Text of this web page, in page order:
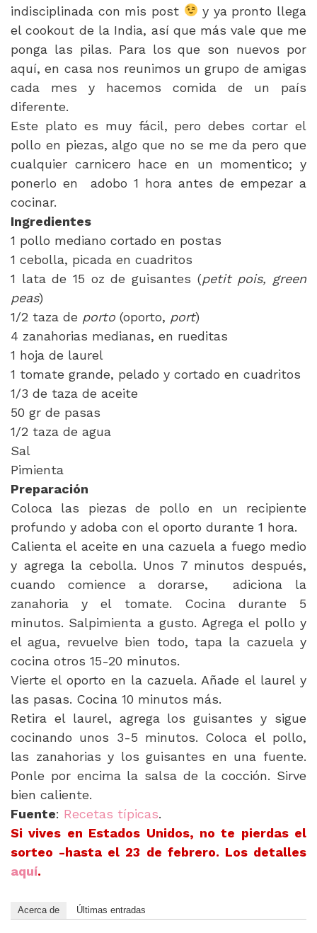
indisciplinada con mis post
y ya pronto llega
el cookout de la India, así que más vale que me
ponga las pilas. Para los que son nuevos por
aquí, en casa nos reunimos un grupo de amigas
cada mes y hacemos comida de un país
diferente.
Este plato es muy fácil, pero debes cortar el
pollo en piezas, algo que no se me da pero que
cualquier carnicero hace en un momentico; y
ponerlo en adobo 1 hora antes de empezar a
cocinar.
Ingredientes
1 pollo mediano cortado en postas
1 cebolla, picada en cuadritos
1 lata de 15 oz de guisantes (petit pois, green
peas)
1/2 taza de porto (oporto, port)
4 zanahorias medianas, en rueditas
1 hoja de laurel
1 tomate grande, pelado y cortado en cuadritos
1/3 de taza de aceite
50 gr de pasas
1/2 taza de agua
Sal
Pimienta
Preparación
Coloca las piezas de pollo en un recipiente
profundo y adoba con el oporto durante 1 hora.
Calienta el aceite en una cazuela a fuego medio
y agrega la cebolla. Unos 7 minutos después,
cuando comience a dorarse, adiciona la
zanahoria y el tomate. Cocina durante 5
minutos. Salpimienta a gusto. Agrega el pollo y
el agua, revuelve bien todo, tapa la cazuela y
cocina otros 15-20 minutos.
Vierte el oporto en la cazuela. Añade el laurel y
las pasas. Cocina 10 minutos más.
Retira el laurel, agrega los guisantes y sigue
cocinando unos 3-5 minutos. Coloca el pollo,
las zanahorias y los guisantes en una fuente.
Ponle por encima la salsa de la cocción. Sirve
bien caliente.
Fuente: Recetas típicas.
Si vives en Estados Unidos, no te pierdas el
sorteo -hasta el 23 de febrero. Los detalles
aquí.
Acerca de Últimas entradas